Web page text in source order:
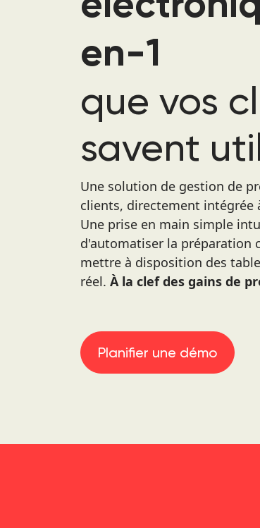
en-1
que vos
savent
Une solution de gestion de
clients, directement intégrée
Une prise en main simple
d'automatiser la préparation
mettre à disposition des
réel. À la clef des gains de
Planifier une démo